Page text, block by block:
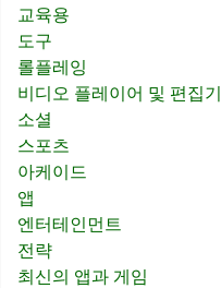
교육용
도구
롤플레잉
비디오 플레이어 및 편집기
소셜
스포츠
아케이드
앱
엔터테인먼트
전략
최신의 앱과 게임